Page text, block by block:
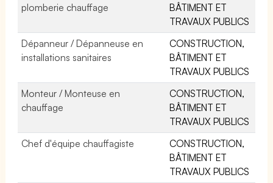
plomberie chauffage
BÂTIMENT ET
TRAVAUX PUBLICS
Dépanneur / Dépanneuse en
installations sanitaires
CONSTRUCTION,
BÂTIMENT ET
TRAVAUX PUBLICS
Monteur / Monteuse en
chauffage
CONSTRUCTION,
BÂTIMENT ET
TRAVAUX PUBLICS
Chef d'équipe chauffagiste
CONSTRUCTION,
BÂTIMENT ET
TRAVAUX PUBLICS